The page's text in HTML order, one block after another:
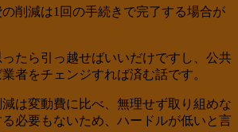
削減は1回の手続きで完了する場合が
たら引っ越せばいいだけですし、公共
者をチェンジすれば済む話です。
は変動費に比べ、無理せず取り組めな
必要もないため、ハードルが低いと言